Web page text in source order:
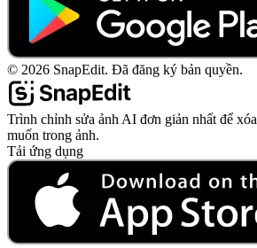
© 2026 SnapEdit. Đã đăng ký bản quyền.
Trình chỉnh sửa ảnh AI đơn giản nhất để
muốn trong ảnh.
Tải ứng dụng